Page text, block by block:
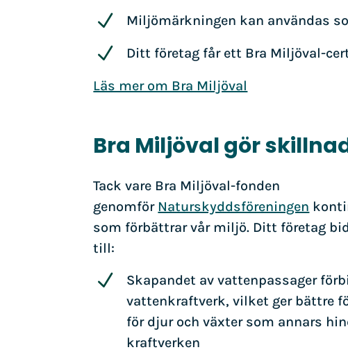
N Miljömärkningen kan användas
N Ditt företag får ett Bra Miljöval-
Läs mer om Bra Miljöval
Bra Miljöval gör
Tack vare Bra Miljöval-fonden
genomför Naturskyddsföreningen
som förbättrar vår miljö. Ditt företag
till:
N
Skapandet av vattenpassager
vattenkraftverk, vilket ger bättre
för djur och växter som annars
kraftverken